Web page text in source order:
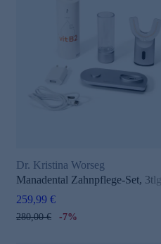
Dr. Kristina Worseg
Manadental Zahnpflege-Set, 3tlg.
259,99 €
280,00 € -7%